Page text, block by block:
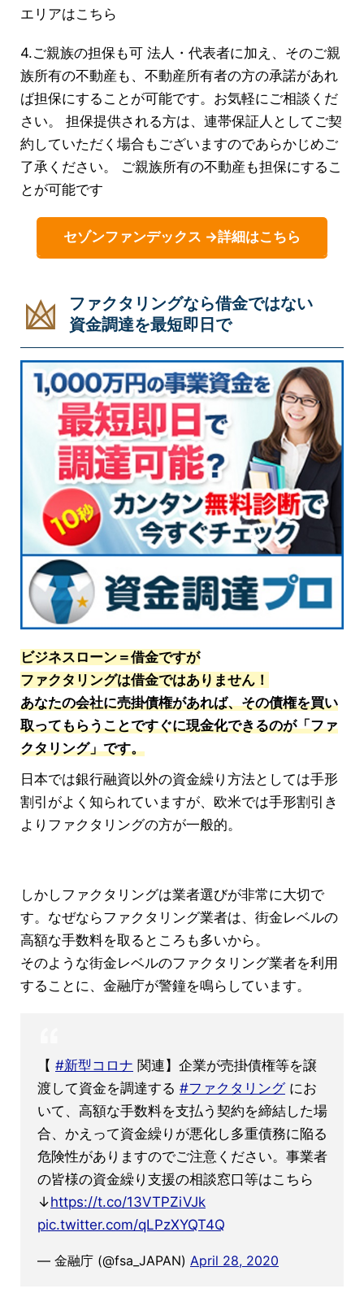
エリアはこちら
4.ご親族の担保も可 法人・代表者に加え、そのご親
族所有の不動産も、不動産所有者の方の承諾があれ
ば担保にすることが可能です。お気軽にご相談くだ
さい。 担保提供される方は、連帯保証人としてご契
約していただく場合もございますのであらかじめご
了承ください。 ご親族所有の不動産も担保にするこ
とが可能です
セゾンファンデックス →詳細はこちら
ファクタリングなら借金ではない
資金調達を最短即日で
ビジネスローン＝借金ですが
ファクタリングは借金ではありません！
あなたの会社に売掛債権があれば、その債権を買い
取ってもらうことですぐに現金化できるのが「ファ
クタリング」です。
日本では銀行融資以外の資金繰り方法としては手形
割引がよく知られていますが、欧米では手形割引き
よりファクタリングの方が一般的。
しかしファクタリングは業者選びが非常に大切で
す。なぜならファクタリング業者は、街金レベルの
高額な手数料を取るところも多いから。
そのような街金レベルのファクタリング業者を利用
することに、金融庁が警鐘を鳴らしています。
【 #新型コロナ 関連】企業が売掛債権等を譲
渡して資金を調達する #ファクタリングにお
いて、高額な手数料を支払う契約を締結した場
合、かえって資金繰りが悪化し多重債務に陥る
危険性がありますのでご注意ください。事業者
の皆様の資金繰り支援の相談窓口等はこちら
↓https://t.co/13VTPZiVJk
pic.twitter.com/qLPzXYQT4Q
— 金融庁 (@fsa_JAPAN) April 28, 2020